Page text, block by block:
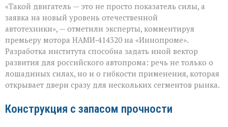
мотор — не
ради
а
ради
возможностей»
«Такой двигатель — это не просто показатель силы, а
заявка на новый уровень отечественной
автотехники», — отметили эксперты, комментируя
премьеру мотора НАМИ‑414320 на «Иннопроме».
Разработка института способна задать иной вектор
развития для российского автопрома: речь не только о
лошадиных силах, но и о гибкости применения, которая
открывает двери сразу для нескольких сегментов рынка.
Конструкция с запасом прочности